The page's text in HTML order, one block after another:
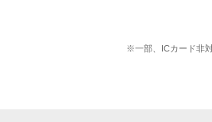
※一部、ICカード非